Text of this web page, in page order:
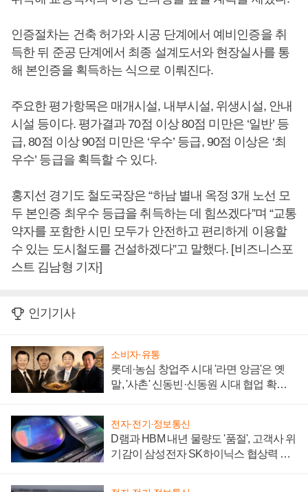
인증절차는 건축 허가와 시공 단계에서 예비인증을 취
득한 뒤 준공 단계에서 최종 설계도서와 현장실사를 통
해 본인증을 획득하는 식으로 이뤄진다.
주요한 평가항목은 매개시설, 내부시설, 위생시설, 안내
시설 등이다. 평가결과 70점 이상 80점 미만은 ‘일반’ 등
급, 80점 이상 90점 미만은 ‘우수’ 등급, 90점 이상은 ‘최
우수’ 등급을 획득할 수 있다.
홍지선 경기도 철도국장은 “하남 별내 옥정 3개 노선 모
두 본인증 최우수 등급을 취득하는 데 힘쓰겠다”며 “교통
약자를 포함한 시민 모두가 안전하고 편리하게 이용할
수 있는 도시철도를 건설하겠다”고 말했다. [비즈니스포
스트 김남형 기자]
인기기사
소비자·유통
롯데·농심 창업주 시대 '라면 앙금'은 옛
말, '사촌' 신동빈·신동원 시대 협업 확대
전자·전기·정보통신
D램과 HBM 내년 물량도 '품절', 고객사 위
기감이 삼성전자 SK하이닉스 협상력 더